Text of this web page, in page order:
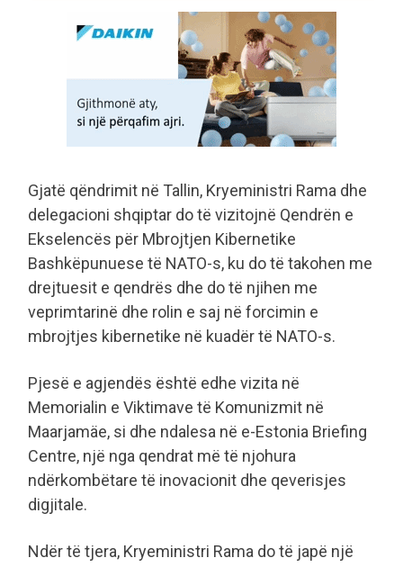
Gjatë qëndrimit në Tallin, Kryeministri Rama dhe
delegacioni shqiptar do të vizitojnë Qendrën e
Ekselencës për Mbrojtjen Kibernetike
Bashkëpunuese të NATO-s, ku do të takohen me
drejtuesit e qendrës dhe do të njihen me
veprimtarinë dhe rolin e saj në forcimin e
mbrojtjes kibernetike në kuadër të NATO-s.
Pjesë e agjendës është edhe vizita në
Memorialin e Viktimave të Komunizmit në
Maarjamäe, si dhe ndalesa në e-Estonia Briefing
Centre, një nga qendrat më të njohura
ndërkombëtare të inovacionit dhe qeverisjes
digjitale.
Ndër të tjera, Kryeministri Rama do të japë një